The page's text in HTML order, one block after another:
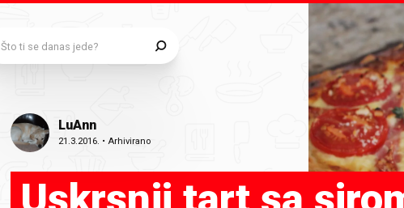
LuAnn
21.3.2016. •Arhivirano
Što ti se danas jede?